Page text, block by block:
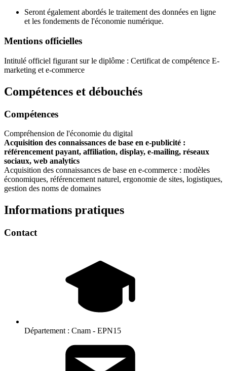
Seront également abordés le traitement des données en ligne
et les fondements de l'économie numérique.
Mentions officielles
Intitulé officiel figurant sur le diplôme : Certificat de compétence E-
marketing et e-commerce
Compétences et débouchés
Compétences
Compréhension de l'économie du digital
Acquisition des connaissances de base en e-publicité :
référencement payant, affiliation, display, e-mailing, réseaux
sociaux, web analytics
Acquisition des connaissances de base en e-commerce : modèles
économiques, référencement naturel, ergonomie de sites, logistiques,
gestion des noms de domaines
Informations pratiques
Contact
Département : Cnam - EPN15